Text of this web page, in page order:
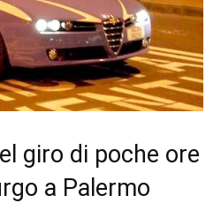
giro di poche ore
a Palermo